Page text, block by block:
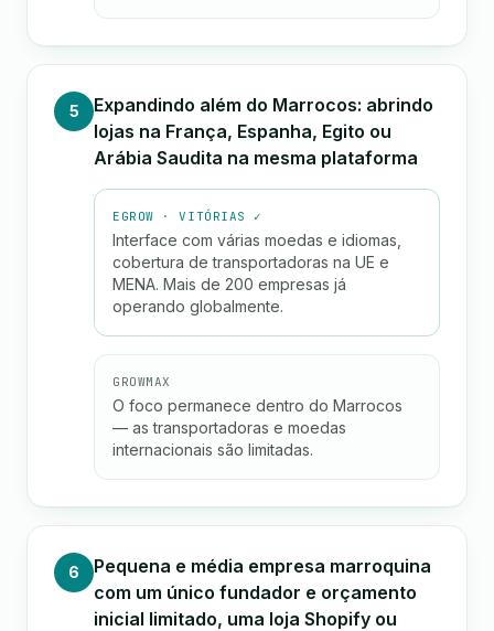
5
Expandindo além do Marrocos: abrindo
lojas na França, Espanha, Egito ou
Arábia Saudita na mesma plataforma
EGROW · VITÓRIAS ✓
Interface com várias moedas e idiomas,
cobertura de transportadoras na UE e
MENA. Mais de 200 empresas já
operando globalmente.
GROWMAX
O foco permanece dentro do Marrocos
— as transportadoras e moedas
internacionais são limitadas.
6
Pequena e média empresa marroquina
com um único fundador e orçamento
inicial limitado, uma loja Shopify ou